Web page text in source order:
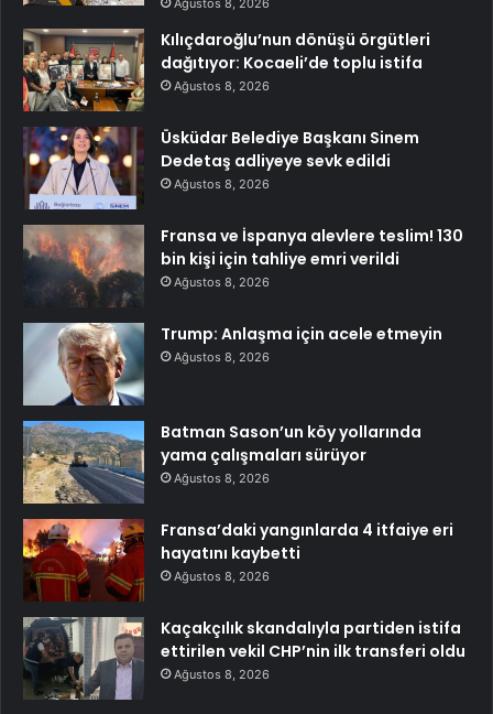
Ağustos 8, 2026
Kılıçdaroğlu’nun dönüşü örgütleri
dağıtıyor: Kocaeli’de toplu istifa
Ağustos 8, 2026
Üsküdar Belediye Başkanı Sinem
Dedetaş adliyeye sevk edildi
Ağustos 8, 2026
Fransa ve İspanya alevlere teslim! 130
bin kişi için tahliye emri verildi
Ağustos 8, 2026
Trump: Anlaşma için acele etmeyin
Ağustos 8, 2026
Batman Sason’un köy yollarında
yama çalışmaları sürüyor
Ağustos 8, 2026
Fransa’daki yangınlarda 4 itfaiye eri
hayatını kaybetti
Ağustos 8, 2026
Kaçakçılık skandalıyla partiden istifa
ettirilen vekil CHP’nin ilk transferi oldu
Ağustos 8, 2026